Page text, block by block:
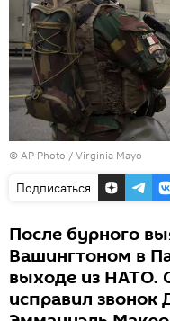
© AP Photo / Virginia Mayo
Подписаться
После бурного
Вашингтоном в
выходе из НАТО.
исправил